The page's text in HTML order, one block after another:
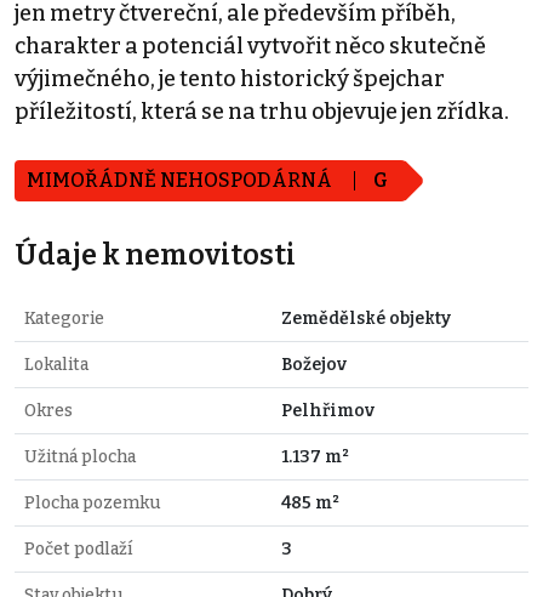
jen metry čtvereční, ale především příběh,
charakter a potenciál vytvořit něco skutečně
výjimečného, je tento historický špejchar
příležitostí, která se na trhu objevuje jen zřídka.
MIMOŘÁDNĚ NEHOSPODÁRNÁ G
Údaje k nemovitosti
Kategorie Zemědělské objekty
Lokalita Božejov
Okres Pelhřimov
Užitná plocha 1.137 m²
Plocha pozemku 485 m²
Počet podlaží 3